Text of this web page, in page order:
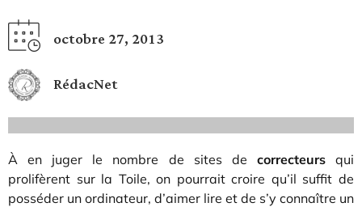
octobre 27, 2013
RédacNet
À en juger le nombre de sites de correcteurs
qui
prolifèrent sur la Toile, on pourrait croire qu’il suffit de
posséder un ordinateur, d’aimer lire et de s’y connaître un